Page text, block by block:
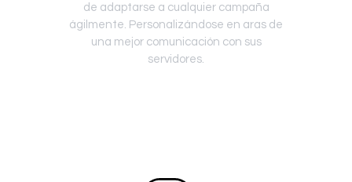
de adaptarse a cualquier campaña
ágilmente. Personalizándose en aras de
una mejor comunicación con sus
servidores.